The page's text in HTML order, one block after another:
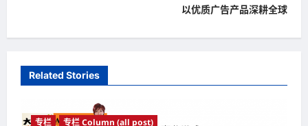
a
v
i
以优质广告产品深耕全球
Related Stories
专栏 专栏 Column (all post)